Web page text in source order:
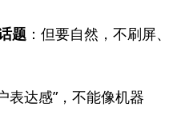
题 ：但要自然，不刷屏、
表达感”，不能像机器